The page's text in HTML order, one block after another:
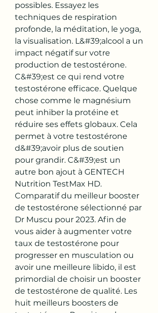
possibles. Essayez les
techniques de respiration
profonde, la méditation, le yoga,
la visualisation. L&#39;alcool a un
impact négatif sur votre
production de testostérone.
C&#39;est ce qui rend votre
testostérone efficace. Quelque
chose comme le magnésium
peut inhiber la protéine et
réduire ses effets globaux. Cela
permet à votre testostérone
d&#39;avoir plus de soutien
pour grandir. C&#39;est un
autre bon ajout à GENTECH
Nutrition TestMax HD.
Comparatif du meilleur booster
de testostérone sélectionné par
Dr Muscu pour 2023. Afin de
vous aider à augmenter votre
taux de testostérone pour
progresser en musculation ou
avoir une meilleure libido, il est
primordial de choisir un booster
de testostérone de qualité. Les
huit meilleurs boosters de